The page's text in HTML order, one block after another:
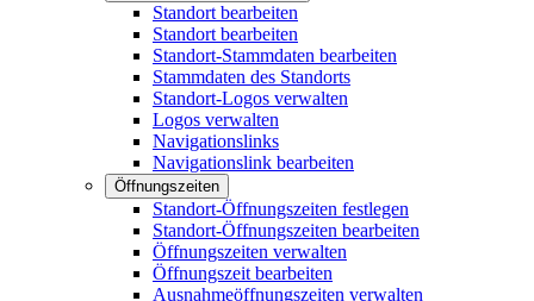
Standort bearbeiten
Standort bearbeiten
Standort-Stammdaten bearbeiten
Stammdaten des Standorts
Standort-Logos verwalten
Logos verwalten
Navigationslinks
Navigationslink bearbeiten
Öffnungszeiten
Standort-Öffnungszeiten festlegen
Standort-Öffnungszeiten bearbeiten
Öffnungszeiten verwalten
Öffnungszeit bearbeiten
Ausnahmeöffnungszeiten verwalten